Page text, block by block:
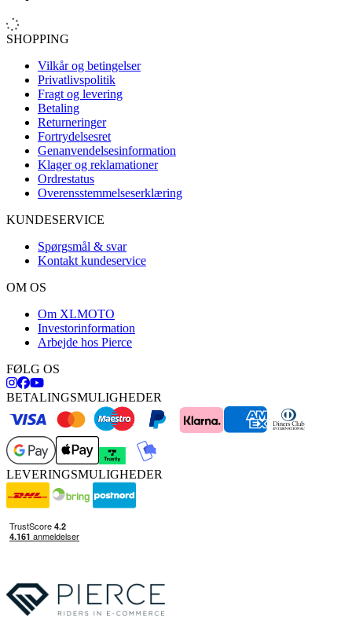
SHOPPING
Vilkår og betingelser
Privatlivspolitik
Fragt og levering
Betaling
Returneringer
Fortrydelsesret
Genanvendelsesinformation
Klager og reklamationer
Ordrestatus
Overensstemmelseserklæring
KUNDESERVICE
Spørgsmål & svar
Kontakt kundeservice
OM OS
Om XLMOTO
Investorinformation
Arbejde hos Pierce
FØLG OS
BETALINGSMULIGHEDER
LEVERINGSMULIGHEDER